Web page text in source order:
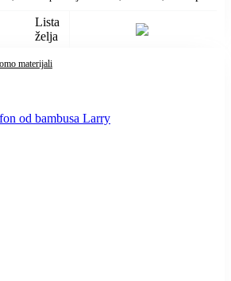
Lista
želja
materijali